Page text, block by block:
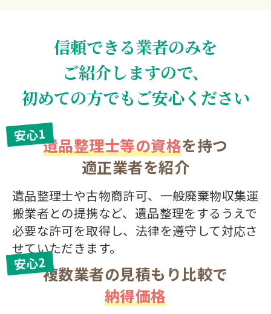
信頼できる業者のみを
ご紹介しますので、
初めての方でもご安心ください
安心1遺品整理士等の資格を持つ
適正業者を紹介
遺品整理士や古物商許可、一般廃棄物収集運
搬業者との提携など、遺品整理をするうえで
必要な許可を取得し、法律を遵守して対応さ
せていただきます。
安心2複数業者の見積もり比較で
納得価格